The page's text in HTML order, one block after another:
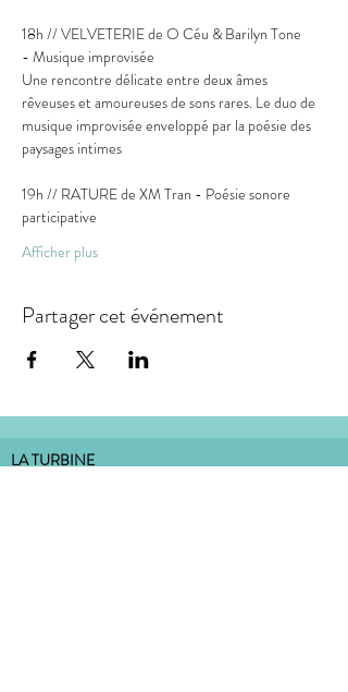
18h // VELVETERIE de O Céu & Barilyn Tone
- Musique improvisée
Une rencontre délicate entre deux âmes
rêveuses et amoureuses de sons rares. Le duo de
musique improvisée enveloppé par la poésie des
paysages intimes
19h // RATURE de XM Tran - Poésie sonore
participative
Afficher plus
Partager cet événement
LA TURBINE